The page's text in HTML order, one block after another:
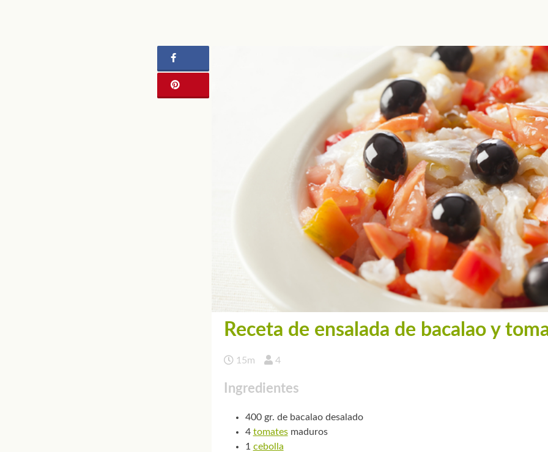
Receta de ensalada de bacalao y
15m 4
Ingredientes
400 gr. de bacalao desalado
4 tomatesmaduros
1 cebolla